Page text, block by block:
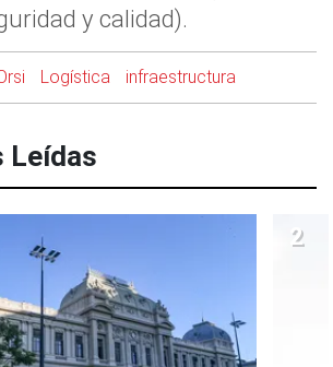
y calidad).
Logística infraestructura
Leídas